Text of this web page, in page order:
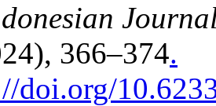
366–374.
doi.org/